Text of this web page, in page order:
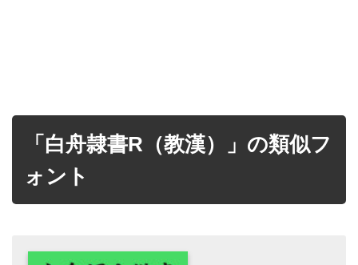
「白舟隷書R（教漢）」の類似フ
ォント